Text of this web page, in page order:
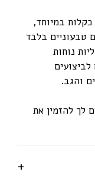
במיוחד,
טבעוניים בלבד
נוחות
והגב.
לך להזמין את